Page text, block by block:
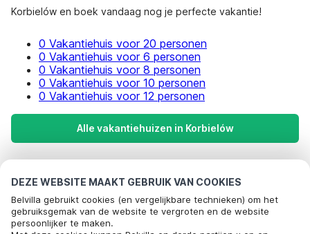
DEZE WEBSITE MAAKT GEBRUIK VAN COOKIES
Belvilla gebruikt cookies (en vergelijkbare technieken) om het
gebruiksgemak van de website te vergroten en de website
persoonlijker te maken.
Korbielów en boek vandaag nog je perfecte vakantie!
0 Vakantiehuis voor 20 personen
0 Vakantiehuis voor 6 personen
0 Vakantiehuis voor 8 personen
0 Vakantiehuis voor 10 personen
0 Vakantiehuis voor 12 personen
Alle vakantiehuizen in Korbielów
Meest populaire bestemmingen voor
vakantie
Top steden met top voorzieningen voor vakantie